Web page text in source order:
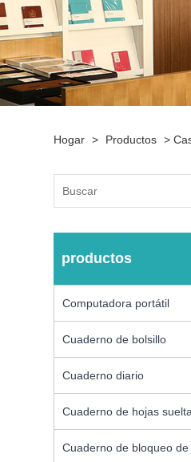
Hogar > Productos >
productos
Computadora portátil
Cuaderno de bolsillo
Cuaderno diario
Cuaderno de hojas
Cuaderno de bloqueo